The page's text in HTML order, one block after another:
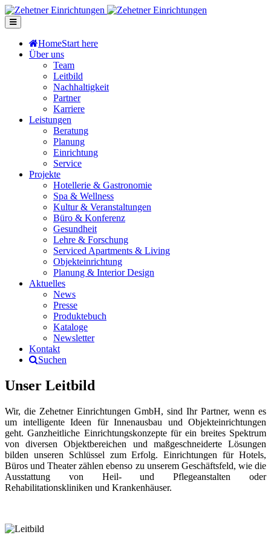
HomeStart here
Über uns
Team
Leitbild
Nachhaltigkeit
Partner
Karriere
Leistungen
Beratung
Planung
Einrichtung
Service
Projekte
Hotellerie & Gastronomie
Spa & Wellness
Kultur & Veranstaltungen
Büro & Konferenz
Gesundheit
Lehre & Forschung
Serviced Apartments & Living
Objekteinrichtung
Planung & Interior Design
Aktuelles
News
Presse
Produktebuch
Kataloge
Newsletter
Kontakt
Suchen
Unser Leitbild
Wir, die Zehetner Einrichtungen GmbH, sind Ihr Partner, wenn es
um intelligente Ideen für Innenausbau und Objekteinrichtungen
geht. Ganzheitliche Einrichtungskonzepte für ein breites Spektrum
von diversen Objektbereichen und maßgeschneiderte Lösungen
bilden unseren Schlüssel zum Erfolg. Einrichtungen für Hotels,
Büros und Theater zählen ebenso zu unserem Geschäftsfeld, wie die
Ausstattung von Heil- und Pflegeanstalten oder
Rehabilitationskliniken und Krankenhäuser.